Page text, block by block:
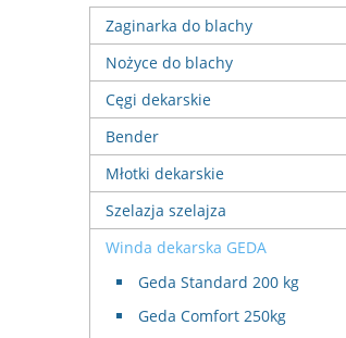
Zaginarka do blachy
Nożyce do blachy
Cęgi dekarskie
Bender
Młotki dekarskie
Szelazja szelajza
Winda dekarska GEDA
Geda Standard 200 kg
Geda Comfort 250kg